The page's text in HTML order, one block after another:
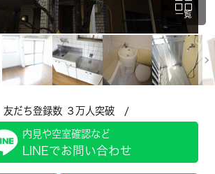
一覧
だち登録数 ３万人突破 /
内見や空室確認など
LINEでお問い合わせ